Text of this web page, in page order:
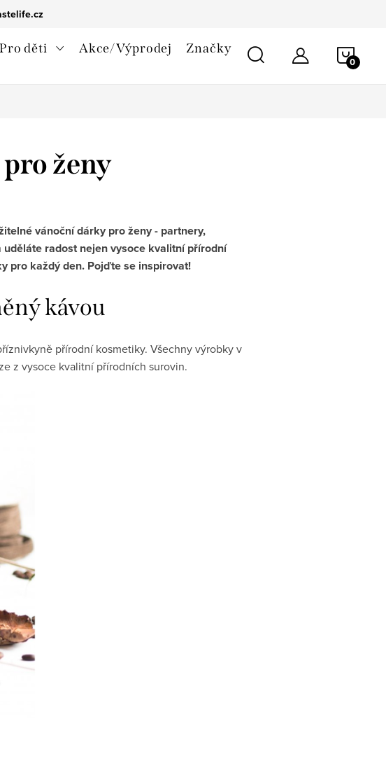
Odstoupení od smlouvy
Pro děti Akce/Výprodej Značky
ženy
vánoční dárky pro ženy - partnery,
radost nejen vysoce kvalitní přírodní
pro každý den. Pojďte se inspirovat!
kávou
přírodní kosmetiky. Všechny výrobky v
z vysoce kvalitní přírodních surovin.